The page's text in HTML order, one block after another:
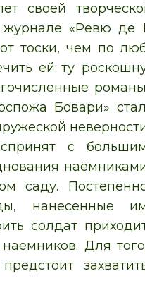
своей
журнале «Ревю
тоски, чем по
ей ту
Бовари»
с
саду.
нанесенные
солдат
Для